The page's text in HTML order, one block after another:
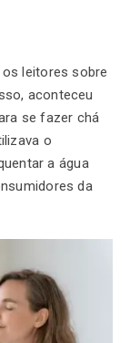
leitores sobre
aconteceu
se fazer chá
o
a água
da